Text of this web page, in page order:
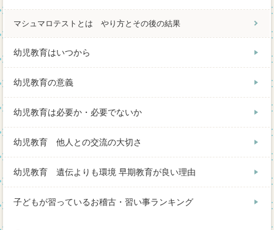
マシュマロテストとは やり方とその後の結果
幼児教育はいつから
幼児教育の意義
幼児教育は必要か・必要でないか
幼児教育 他人との交流の大切さ
幼児教育 遺伝よりも環境 早期教育が良い理由
子どもが習っているお稽古・習い事ランキング